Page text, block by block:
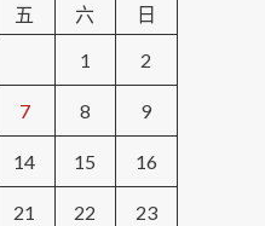
五 六
日
1
2
7 8 9
14 15 16
21 22 23